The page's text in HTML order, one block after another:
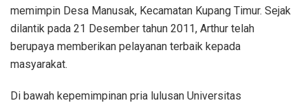
memimpin Desa Manusak, Kecamatan Kupang Timur. Sejak
dilantik pada 21 Desember tahun 2011, Arthur telah
berupaya memberikan pelayanan terbaik kepada
masyarakat.
Di bawah kepemimpinan pria lulusan Universitas